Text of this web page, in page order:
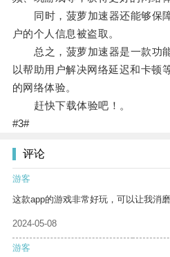
同时，菠萝加速器还能够保
户的个人信息被盗取。
总之，菠萝加速器是一款功
以帮助用户解决网络延迟和卡顿
的网络体验。
赶快下载体验吧！。
#3#
评论
游客
这款app的游戏非常好玩，可以让我消磨
2024-05-08
游客